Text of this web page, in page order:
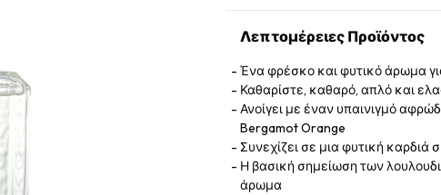
Λεπτομέρειες Προϊόντος
Ένα φρέσκο ​​και φυτικό άρωμα
Καθαρίστε, καθαρό, απλό και
Ανοίγει με έναν υπαινιγμό
Bergamot Orange
Συνεχίζει σε μια φυτική
Η βασική σημείωση των
άρωμα